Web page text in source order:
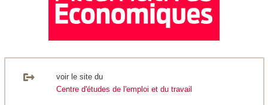
voir le site du
Centre d'études de l'emploi et du travail